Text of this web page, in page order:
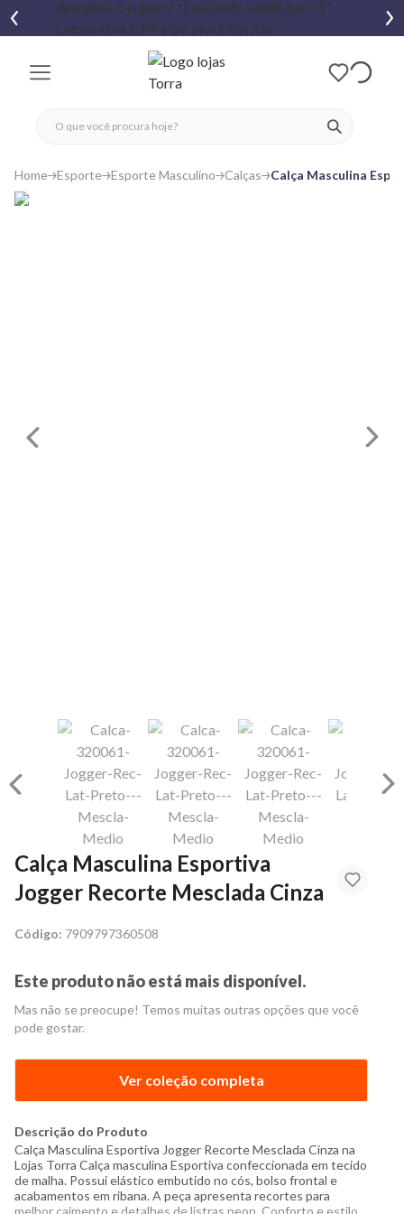
ver
fechar menu
fechar menu
favoritos
Home Esporte Esporte Masculino Calças Calça Masculina
Calça Masculina Esportiva
Jogger Recorte Mesclada Cinza
Código: 7909797360508
Este produto não está mais disponível.
Mas não se preocupe! Temos muitas outras opções que você
pode gostar.
Ver coleção completa
Descrição do Produto
Calça Masculina Esportiva Jogger Recorte Mesclada Cinza na
Lojas Torra Calça masculina Esportiva confeccionada em tecido
de malha. Possui elástico embutido no cós, bolso frontal e
acabamentos em ribana. A peça apresenta recortes para
melhor caimento e detalhes de listras neon. Conforto e estilo